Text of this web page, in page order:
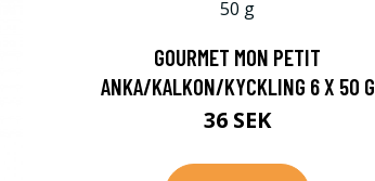
GOURMET MON PETIT
ANKA/KALKON/KYCKLING 6 X 50 G
36 SEK